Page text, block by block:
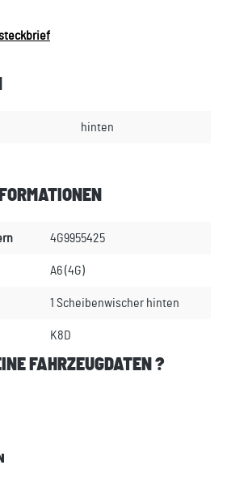
hinten
4G9955425
A6 (4G)
1 Scheibenwischer hinten
K8D
FAHRZEUGDATEN ?